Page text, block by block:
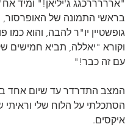
"ארררררכגג ג'יליאן!" ומיד
בראשי התמונה של האופרסור,
גופשטיין יו"ר להבה, והוא כמו
וקורא "יאללה, תביא חמישים
עם זה כבר!"
המצב התדרדר עד שיום אחד
הסתכלתי על הלוח שלי וראיתי
איקסים.